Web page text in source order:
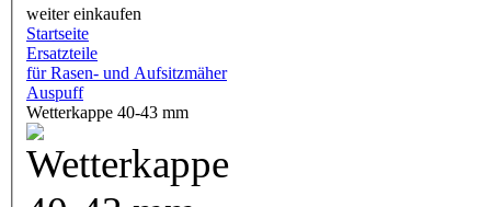
weiter einkaufen
Startseite
Ersatzteile
für Rasen- und Aufsitzmäher
Auspuff
Wetterkappe 40-43 mm